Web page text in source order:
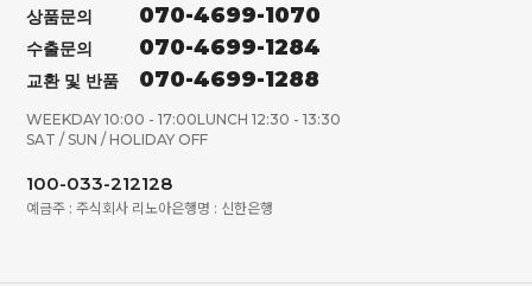
상품문의 070-4699-1070
수출문의 070-4699-1284
교환 및 반품 070-4699-1288
WEEKDAY 10:00 - 17:00LUNCH 12:30 - 13:30
SAT / SUN / HOLIDAY OFF
100-033-212128
예금주 : 주식회사 리노아은행명 : 신한은행